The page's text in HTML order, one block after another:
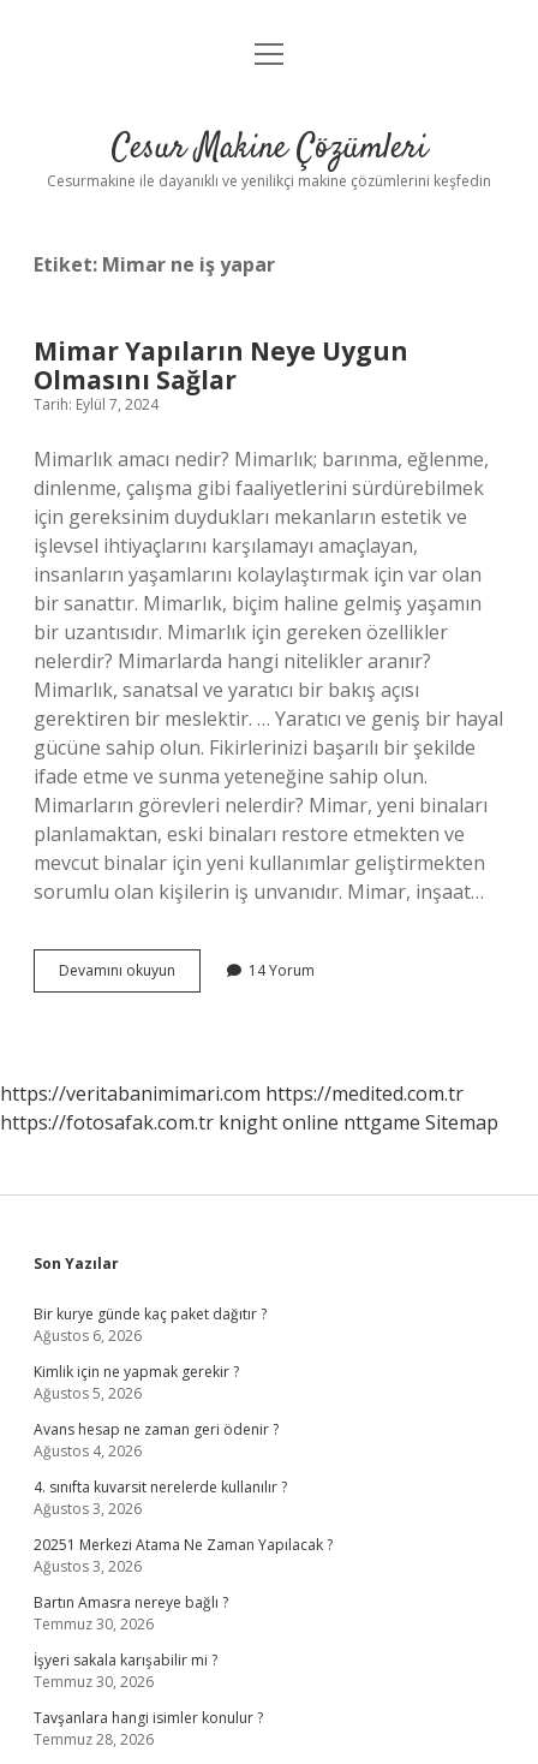
Anasayfa
Yasal Uyarı
menüyü
Cesur Makine Çözümleri
Cesurmakine ile dayanıklı ve yenilikçi makine çözümlerini keşfedin
Etiket: Mimar ne iş yapar
Mimar Yapıların Neye Uygun
Olmasını Sağlar
Tarih: Eylül 7, 2024
Mimarlık amacı nedir? Mimarlık; barınma, eğlenme,
dinlenme, çalışma gibi faaliyetlerini sürdürebilmek
için gereksinim duydukları mekanların estetik ve
işlevsel ihtiyaçlarını karşılamayı amaçlayan,
insanların yaşamlarını kolaylaştırmak için var olan
bir sanattır. Mimarlık, biçim haline gelmiş yaşamın
bir uzantısıdır. Mimarlık için gereken özellikler
nelerdir? Mimarlarda hangi nitelikler aranır?
Mimarlık, sanatsal ve yaratıcı bir bakış açısı
gerektiren bir meslektir. … Yaratıcı ve geniş bir hayal
gücüne sahip olun. Fikirlerinizi başarılı bir şekilde
ifade etme ve sunma yeteneğine sahip olun.
Mimarların görevleri nelerdir? Mimar, yeni binaları
planlamaktan, eski binaları restore etmekten ve
mevcut binalar için yeni kullanımlar geliştirmekten
sorumlu olan kişilerin iş unvanıdır. Mimar, inşaat…
Devamını okuyun
Yapıların
14 Yorum
https://veritabanimimari.com https://medited.com.tr
https://fotosafak.com.tr knight online nttgame Sitemap
Sidebar
Son Yazılar
Bir kurye günde kaç paket dağıtır ?
Ağustos 6, 2026
Kimlik için ne yapmak gerekir ?
Ağustos 5, 2026
Avans hesap ne zaman geri ödenir ?
Ağustos 4, 2026
4. sınıfta kuvarsit nerelerde kullanılır ?
Ağustos 3, 2026
20251 Merkezi Atama Ne Zaman Yapılacak ?
Ağustos 3, 2026
Bartın Amasra nereye bağlı ?
Temmuz 30, 2026
İşyeri sakala karışabilir mi ?
Temmuz 30, 2026
Tavşanlara hangi isimler konulur ?
Temmuz 28, 2026